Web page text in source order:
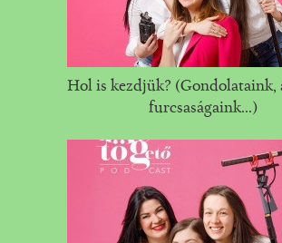
Hol is kezdjük? (Gondolataink,
furcsaságaink...)